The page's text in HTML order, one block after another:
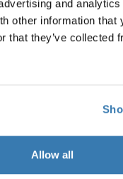
and
other information that
that they’ve collected
Allow all
features
techniques